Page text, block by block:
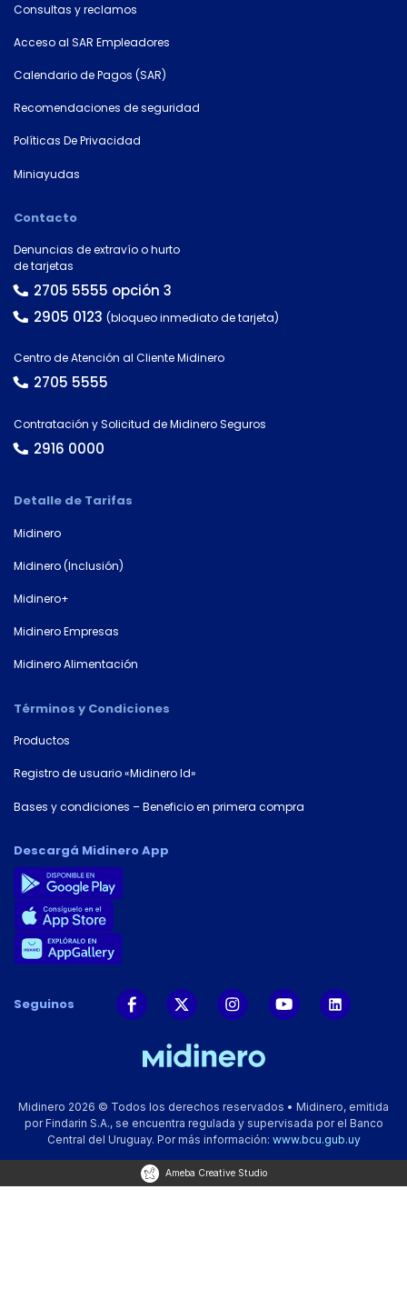
tu
número
de
cuenta
tarjeta*
Tipo de
Consultas y reclamos
Acceso al SAR Empleadores
Calendario de Pagos (SAR)
Recomendaciones de seguridad
Políticas De Privacidad
Miniayudas
Contacto
Denuncias de extravío o hurto
de tarjetas
2705 5555 opción 3
2905 0123 (bloqueo inmediato de tarjeta)
Centro de Atención al Cliente Midinero
2705 5555
Contratación y Solicitud de Midinero Seguros
2916 0000
Detalle de Tarifas
Midinero
Midinero (Inclusión)
Midinero+
Midinero Empresas
Midinero Alimentación
Términos y Condiciones
Productos
Registro de usuario «Midinero Id»
Bases y condiciones – Beneficio en primera compra
Descargá Midinero App
Seguinos
Midinero 2026 © Todos los derechos reservados • Midinero, emitida
por Findarin S.A., se encuentra regulada y supervisada por el Banco
Central del Uruguay. Por más información: www.bcu.gub.uy
Ameba Creative Studio